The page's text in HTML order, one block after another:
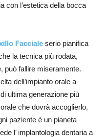
con l’estetica della bocca
Facciale serio pianifica
la tecnica più rodata,
può fallire miseramente.
dell’impianto orale a
ultima generazione più
che dovrà accoglierlo,
paziente è un pianeta
l’ implantologia dentaria a